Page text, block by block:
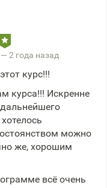
— 2 года назад
курс!!!
курса!!! Искренне
можно
же, хорошим
всё очень